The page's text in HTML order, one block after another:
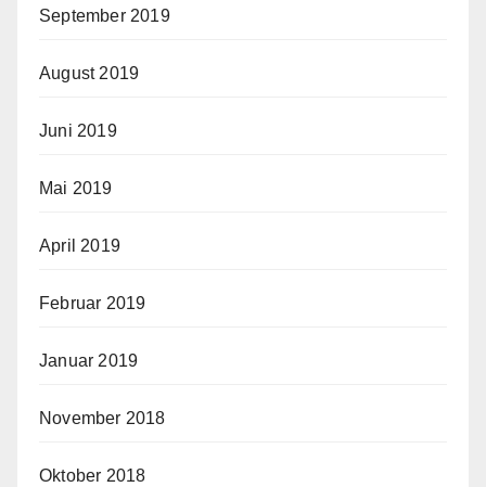
September 2019
August 2019
Juni 2019
Mai 2019
April 2019
Februar 2019
Januar 2019
November 2018
Oktober 2018